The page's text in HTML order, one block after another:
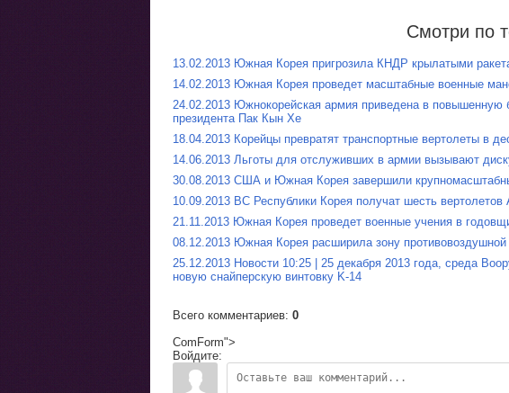
Смотри по
13.02.2013 Южная Корея пригрозила КНДР крылатыми
14.02.2013 Южная Корея проведет масштабные военные
24.02.2013 Южнокорейская армия приведена в повышенную
президента Пак Кын Хе
18.04.2013 Корейцы превратят транспортные вертолеты в
14.06.2013 Льготы для отслуживших в армии вызывают
30.08.2013 США и Южная Корея завершили
10.09.2013 ВС Республики Корея получат шесть
21.11.2013 Южная Корея проведет военные учения в
08.12.2013 Южная Корея расширила зону
25.12.2013 Новости 10:25 | 25 декабря 2013 года, среда
новую снайперскую винтовку K-14
Всего комментариев: 0
ComForm">
Войдите: